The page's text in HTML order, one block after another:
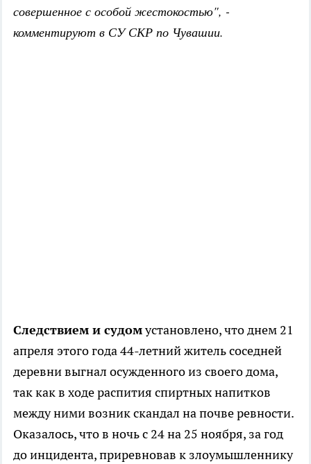
совершенное с особой жестокостью", -
комментируют в СУ СКР по Чувашии.
Следствием и судомустановлено, что днем 21
апреля этого года 44-летний житель соседней
деревни выгнал осужденного из своего дома,
так как в ходе распития спиртных напитков
между ними возник скандал на почве ревности.
Оказалось, что в ночь с 24 на 25 ноября, за год
до инцидента, приревновав к злоумышленнику